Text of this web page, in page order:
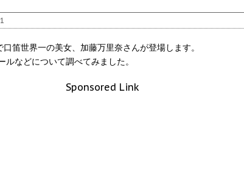
笛世界一の美女、加藤万里奈さんが登場します。
などについて調べてみました。
Sponsored Link